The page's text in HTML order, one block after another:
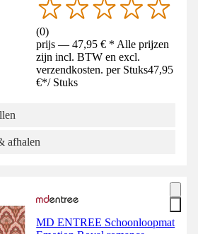
(0)
prijs — 47,95 € * Alle prijzen
zijn incl. BTW en excl.
verzendkosten. per Stuks47,95
€*/ Stuks
afhalen
MD ENTREE Schoonloopmat